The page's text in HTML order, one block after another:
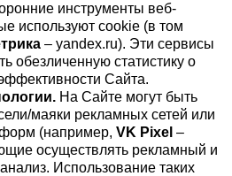
инструменты веб-
используют cookie (в том
– yandex.ru). Эти сервисы
обезличенную статистику о
Сайта.
На Сайте могут быть
маяки рекламных сетей или
(например, VK Pixel –
осуществлять рекламный и
Использование таких